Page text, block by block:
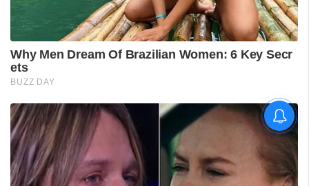
'കാതങ്ങൾ ദൂരെ'; 'ഇറ്റ്സ് എ
മെഡിക്കൽ മിറാക്കിൾ' ആദ്യ
ഗാനം പുറത്ത്